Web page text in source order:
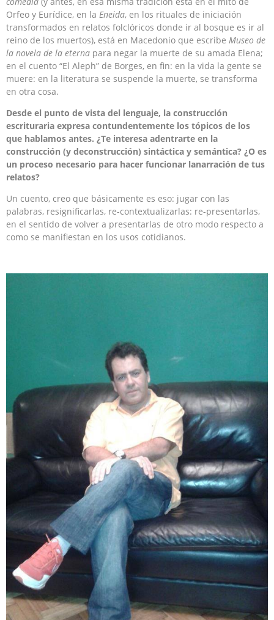
Orfeo y Eurídice, en la Eneida, en los rituales de iniciación
transformados en relatos folclóricos donde ir al bosque es ir al
reino de los muertos), está en Macedonio que escribe Museo de
la novela de la eterna para negar la muerte de su amada Elena;
en el cuento “El Aleph” de Borges, en fin: en la vida la gente se
muere: en la literatura se suspende la muerte, se transforma
en otra cosa.
Desde el punto de vista del lenguaje, la construcción
escrituraria expresa contundentemente los tópicos de los
que hablamos antes. ¿Te interesa adentrarte en la
construcción (y deconstrucción) sintáctica y semántica? ¿O es
un proceso necesario para hacer funcionar lanarración de tus
relatos?
Un cuento, creo que básicamente es eso: jugar con las
palabras, resignificarlas, re-contextualizarlas: re-presentarlas,
en el sentido de volver a presentarlas de otro modo respecto a
como se manifiestan en los usos cotidianos.